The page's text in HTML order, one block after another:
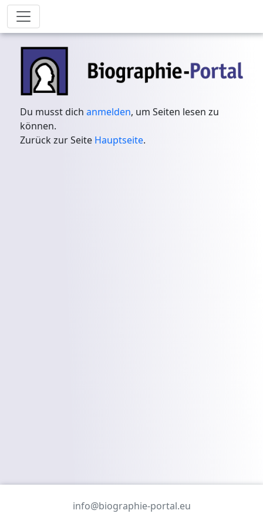
Du musst dichanmelden, um Seiten lesen zu
können.
Zurück zur Seite Hauptseite.
info@biographie-portal.eu